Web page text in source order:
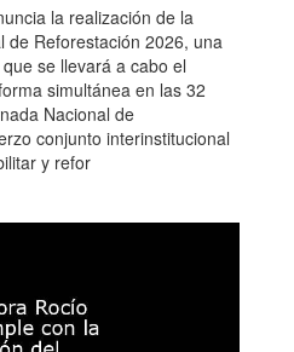
la realización de la
de Reforestación 2026, una
se llevará a cabo el
simultánea en las 32
Nacional de
conjunto interinstitucional
y refor